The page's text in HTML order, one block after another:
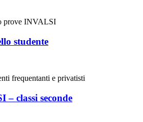
prove INVALSI
studente
frequentanti e privatisti
– classi seconde